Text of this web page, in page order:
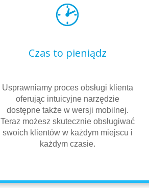
Czas to pieniądz
Usprawniamy proces obsługi klienta
oferując intuicyjne narzędzie
dostępne także w wersji mobilnej.
Teraz możesz skutecznie obsługiwać
swoich klientów w każdym miejscu i
każdym czasie.